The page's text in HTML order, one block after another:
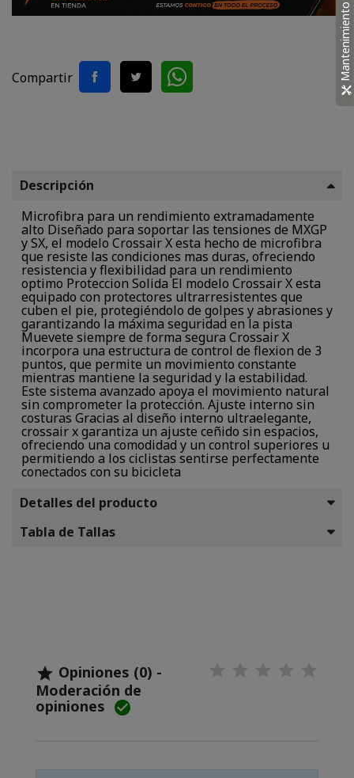
Compartir
Descripción
Microfibra para un rendimiento extramadamente
alto Diseñado para soportar las tensiones de MXGP
y SX, el modelo Crossair X esta hecho de microfibra
que resiste las condiciones mas duras, ofreciendo
resistencia y flexibilidad para un rendimiento
optimo Proteccion Solida El modelo Crossair X esta
equipado con protectores ultrarresistentes que
cuben el pie, protegiéndolo de golpes y abrasiones y
garantizando la máxima seguridad en la pista
Muevete siempre de forma segura Crossair X
incorpora una estructura de control de flexion de 3
puntos, que permite un movimiento constante
mientras mantiene la seguridad y la estabilidad.
Este sistema avanzado apoya el movimiento natural
sin comprometer la protección. Ajuste interno sin
costuras Gracias al diseño interno ultraelegante,
crossair x garantiza un ajuste ceñido sin espacios,
ofreciendo una comodidad y un control superiores u
permitiendo a los ciclistas sentirse perfectamente
conectados con su bicicleta
Detalles del producto
Tabla de Tallas
 Opiniones (0) -
Moderación de
opiniones 
Mantenimiento